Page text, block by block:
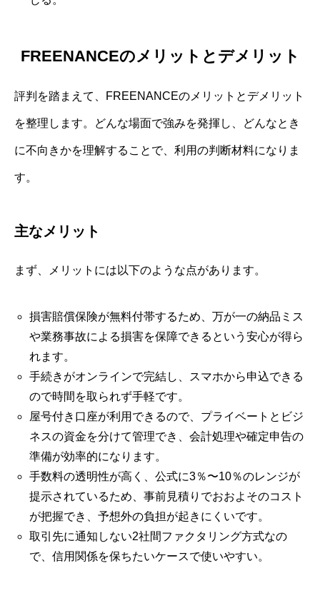
FREENANCEのメリットとデメリット
評判を踏まえて、FREENANCEのメリットとデメリット
を整理します。どんな場面で強みを発揮し、どんなとき
に不向きかを理解することで、利用の判断材料になりま
す。
主なメリット
まず、メリットには以下のような点があります。
損害賠償保険が無料付帯するため、万が一の納品ミス
や業務事故による損害を保障できるという安心が得ら
れます。
手続きがオンラインで完結し、スマホから申込できる
ので時間を取られず手軽です。
屋号付き口座が利用できるので、プライベートとビジ
ネスの資金を分けて管理でき、会計処理や確定申告の
準備が効率的になります。
手数料の透明性が高く、公式に3％〜10％のレンジが
提示されているため、事前見積りでおおよそのコスト
が把握でき、予想外の負担が起きにくいです。
取引先に通知しない2社間ファクタリング方式なの
で、信用関係を保ちたいケースで使いやすい。